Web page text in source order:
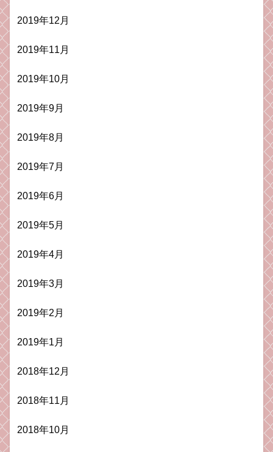
2019年12月
2019年11月
2019年10月
2019年9月
2019年8月
2019年7月
2019年6月
2019年5月
2019年4月
2019年3月
2019年2月
2019年1月
2018年12月
2018年11月
2018年10月